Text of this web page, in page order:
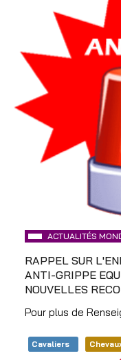
ACTUALITÉS
RAPPEL SUR
ANTI-GRIPPE
NOUVELLES
Pour plus de
Cavaliers